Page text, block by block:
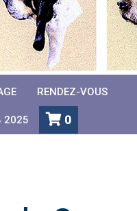
RENDEZ-VOUS
2025 0